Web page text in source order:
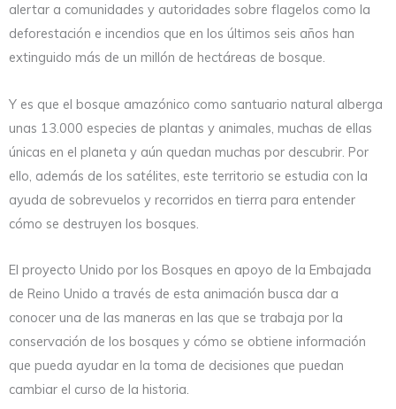
alertar a comunidades y autoridades sobre flagelos como la
deforestación e incendios que en los últimos seis años han
extinguido más de un millón de hectáreas de bosque.
Y es que el bosque amazónico como santuario natural alberga
unas 13.000 especies de plantas y animales, muchas de ellas
únicas en el planeta y aún quedan muchas por descubrir. Por
ello, además de los satélites, este territorio se estudia con la
ayuda de sobrevuelos y recorridos en tierra para entender
cómo se destruyen los bosques.
El proyecto Unido por los Bosques en apoyo de la Embajada
de Reino Unido a través de esta animación busca dar a
conocer una de las maneras en las que se trabaja por la
conservación de los bosques y cómo se obtiene información
que pueda ayudar en la toma de decisiones que puedan
cambiar el curso de la historia.